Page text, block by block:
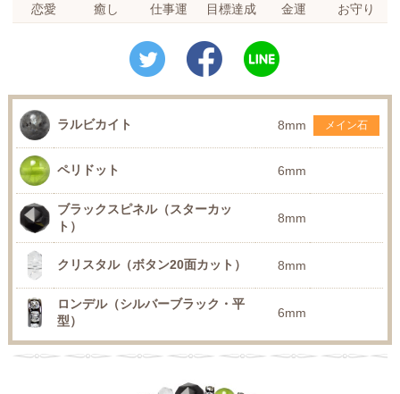
恋愛
癒し 仕事運 目標達成 金運 お守り
ラルビカイト 8mm メイン石
ペリドット 6mm
ブラックスピネル（スターカッ
ト）
8mm
クリスタル（ボタン20面カット） 8mm
ロンデル（シルバーブラック・平
型）
6mm